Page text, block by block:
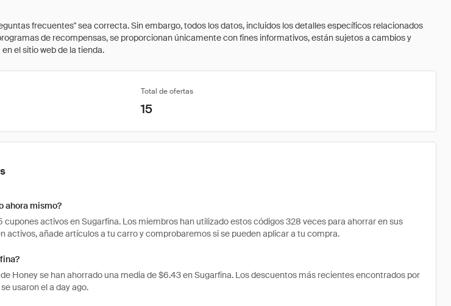
frecuentes" sea correcta. Sin embargo, todos los datos, incluidos los detalles específicos relacionados
de recompensas, se proporcionan únicamente con fines informativos, están sujetos a cambios y
el sitio web de la tienda.
Total de ofertas
15
ahora mismo?
activos en Sugarfina. Los miembros han utilizado estos códigos 328 veces para ahorrar en sus
activos, añade artículos a tu carro y comprobaremos si se pueden aplicar a tu compra.
Honey se han ahorrado una media de $6.43 en Sugarfina. Los descuentos más recientes encontrados por
usaron el a day ago.